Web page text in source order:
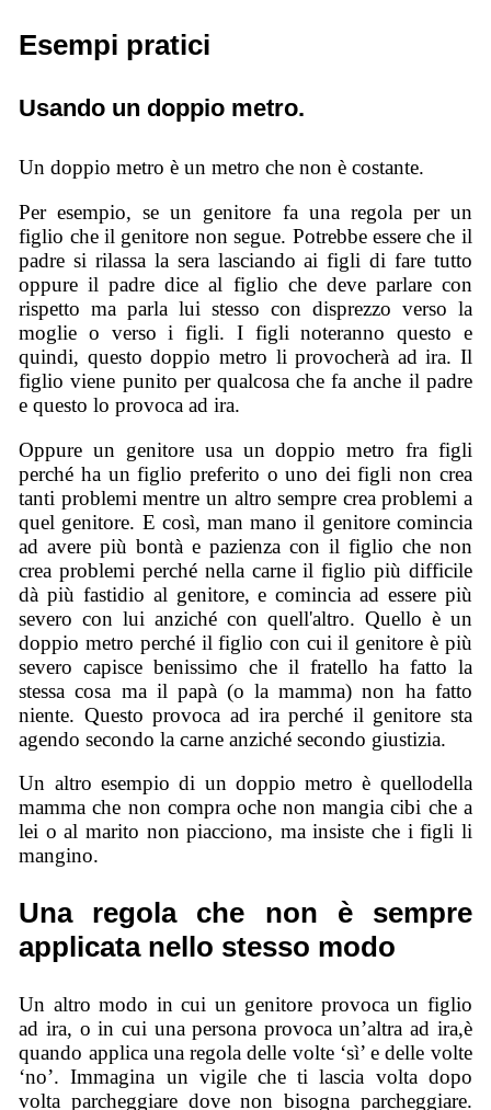
Esempi pratici
Usando un doppio metro.
Un doppio metro è un metro che non è costante.
Per esempio, se un genitore fa una regola per un
figlio che il genitore non segue. Potrebbe essere che il
padre si rilassa la sera lasciando ai figli di fare tutto
oppure il padre dice al figlio che deve parlare con
rispetto ma parla lui stesso con disprezzo verso la
moglie o verso i figli. I figli noteranno questo e
quindi, questo doppio metro li provocherà ad ira. Il
figlio viene punito per qualcosa che fa anche il padre
e questo lo provoca ad ira.
Oppure un genitore usa un doppio metro fra figli
perché ha un figlio preferito o uno dei figli non crea
tanti problemi mentre un altro sempre crea problemi a
quel genitore. E così, man mano il genitore comincia
ad avere più bontà e pazienza con il figlio che non
crea problemi perché nella carne il figlio più difficile
dà più fastidio al genitore, e comincia ad essere più
severo con lui anziché con quell'altro. Quello è un
doppio metro perché il figlio con cui il genitore è più
severo capisce benissimo che il fratello ha fatto la
stessa cosa ma il papà (o la mamma) non ha fatto
niente. Questo provoca ad ira perché il genitore sta
agendo secondo la carne anziché secondo giustizia.
Un altro esempio di un doppio metro è quellodella
mamma che non compra oche non mangia cibi che a
lei o al marito non piacciono, ma insiste che i figli li
mangino.
Una regola che non è sempre
applicata nello stesso modo
Un altro modo in cui un genitore provoca un figlio
ad ira, o in cui una persona provoca un’altra ad ira,è
quando applica una regola delle volte ‘sì’ e delle volte
‘no’. Immagina un vigile che ti lascia volta dopo
volta parcheggiare dove non bisogna parcheggiare.